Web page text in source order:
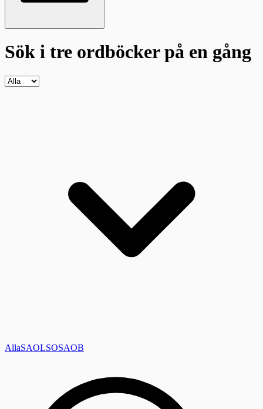
Sök i tre ordböckerpå en gång
AllaSAOLSOSAOB